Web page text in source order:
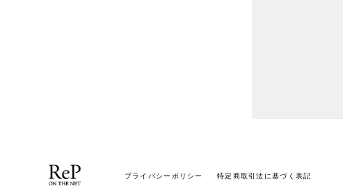
プライバシーポリシー 特定商取引法に基づく表記